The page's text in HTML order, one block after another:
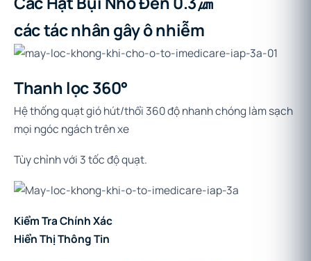
các tác nhân gây ô nhiễm
Thanh lọc 360°
Hệ thống quạt gió hút/thổi 360 độ nhanh chóng làm sạch
mọi ngóc ngách trên xe
Tùy chỉnh với 3 tốc độ quạt.
Kiểm Tra Chính Xác
Hiển Thị Thông Tin